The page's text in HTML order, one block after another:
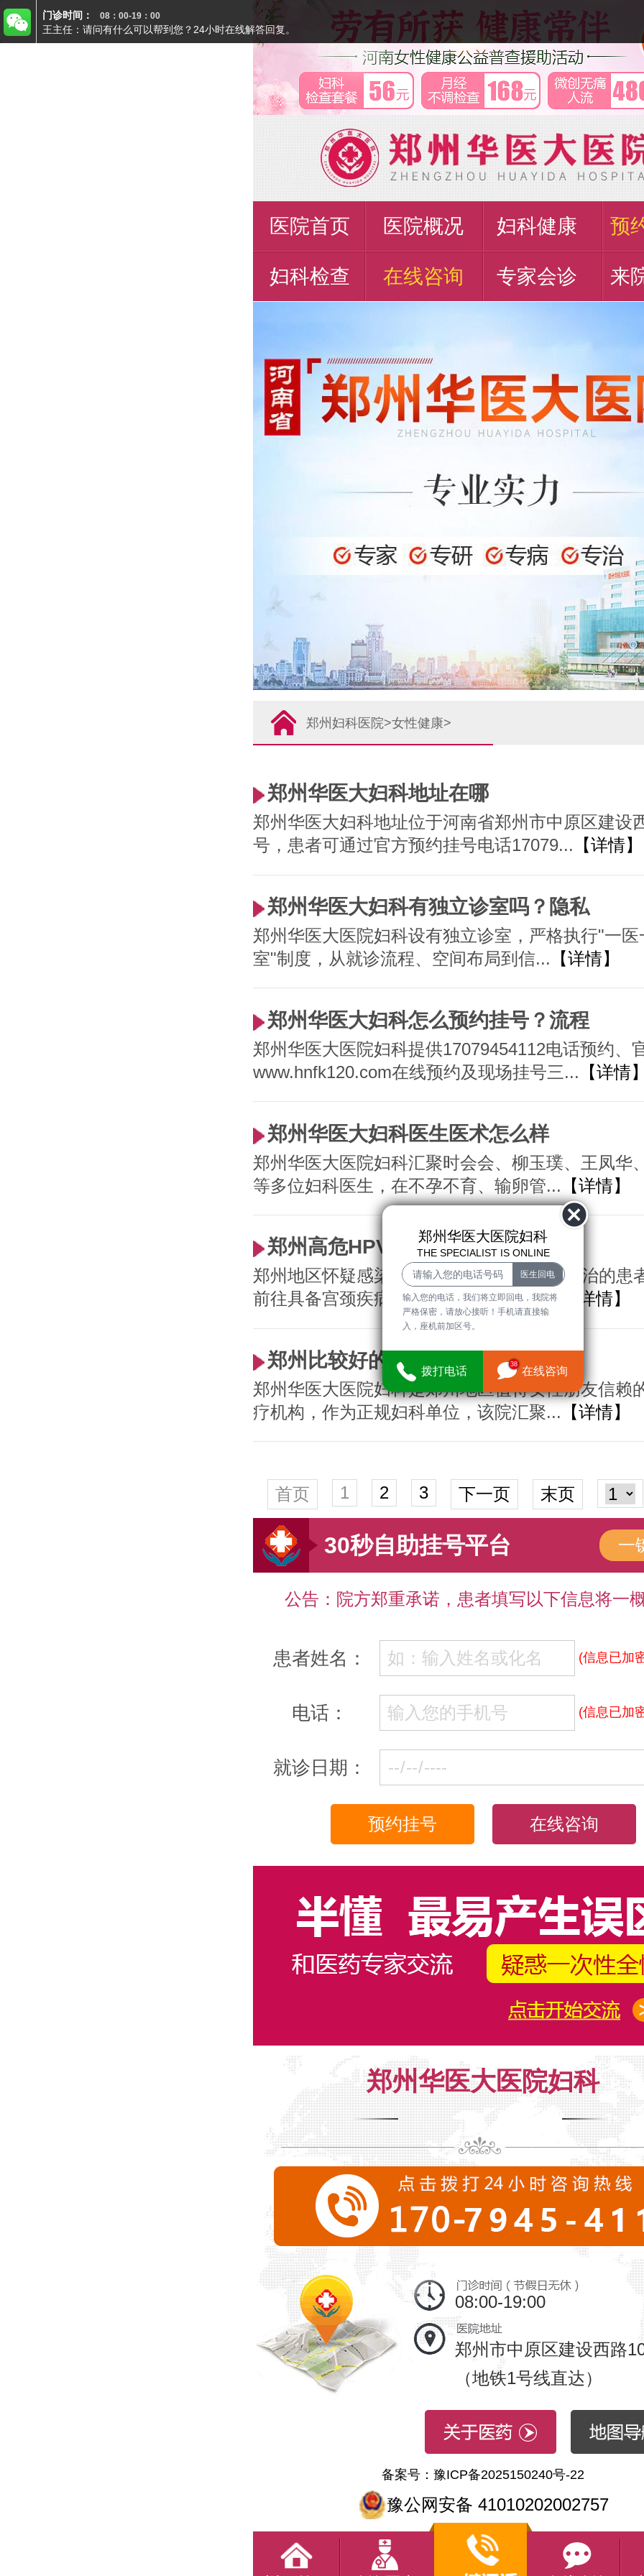
医院首页 医院概况 妇科健康 预
妇科检查 在线咨询 专家会诊 来
郑州妇科医院>女性健康>
郑州华医大妇科地址在哪
郑州华医大妇科地址位于河南省郑州市中原区建设
号，患者可通过官方预约挂号电话17079... 【详情】
郑州华医大妇科有独立诊室吗？隐私
郑州华医大医院妇科设有独立诊室，严格执行"一医
室"制度，从就诊流程、空间布局到信... 【详情】
郑州华医大妇科怎么预约挂号？流程
郑州华医大医院妇科提供17079454112电话预约、
www.hnfk120.com在线预约及现场挂号三... 【详情
郑州华医大妇科医生医术怎么样
郑州华医大医院妇科汇聚时会会、柳玉璞、王凤华
等多位妇科医生，在不孕不育、输卵管... 【详情】
郑州高危HPV去哪看病好
郑州地区怀疑感染高危型HPV或需进一步诊治的患
前往具备宫颈疾病规范化诊疗能力的医...
【详情】
郑州比较好的妇科医院
郑州华医大医院妇科是郑州地区值得女性朋友信赖
疗机构，作为正规妇科单位，该院汇聚... 【详情】
首页 1 2 3 下一页 末页
30秒自助挂号平台 一
公告：院方郑重承诺，患者填写以下信息将一
患者姓名： (信息已加
电话： (信息已加
就诊日期：
在线咨询
郑州华医大医院妇科
08:00-19:00
郑州市中原区建设西路
（地铁1号线直达）
备案号：豫ICP备2025150240号-22
豫公网安备 41010202002757
郑州华医大医院妇科
THE SPECIALIST IS ONLINE
输入您的电话，我们将立即回电，我院将
严格保密，请放心接听！手机请直接输
入，座机前加区号。
拨打电话
38
在线咨询